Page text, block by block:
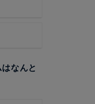
なんと